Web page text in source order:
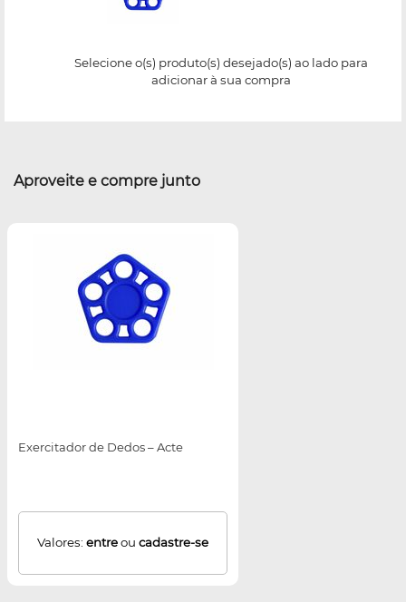
Selecione o(s) produto(s) desejado(s) ao lado para
adicionar à sua compra
Aproveite e compre junto
Exercitador de Dedos – Acte
Valores: entreou cadastre-se